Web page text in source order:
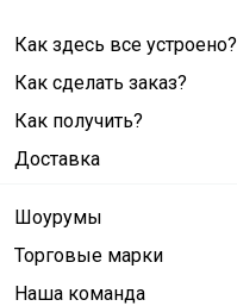
Как здесь все устроено?
Как сделать заказ?
Как получить?
Доставка
Шоурумы
Торговые марки
Наша команда